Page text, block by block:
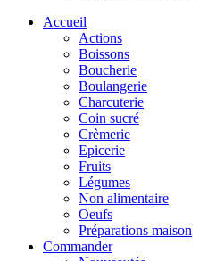
Accueil
Actions
Boissons
Boucherie
Boulangerie
Charcuterie
Coin sucré
Crèmerie
Epicerie
Fruits
Légumes
Non alimentaire
Oeufs
Préparations maison
Commander